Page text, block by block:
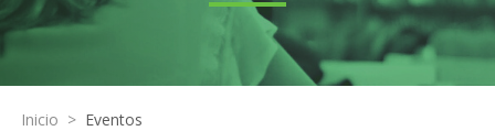
Inicio > Eventos